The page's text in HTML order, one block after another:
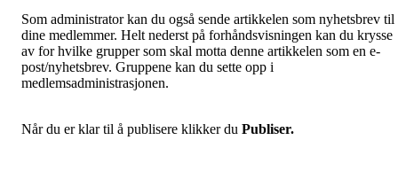
Som administrator kan du også sende artikkelen som nyhetsbrev til
dine medlemmer. Helt nederst på forhåndsvisningen kan du krysse
av for hvilke grupper som skal motta denne artikkelen som en e-
post/nyhetsbrev. Gruppene kan du sette opp i
medlemsadministrasjonen.
Når du er klar til å publisere klikker du Publiser.